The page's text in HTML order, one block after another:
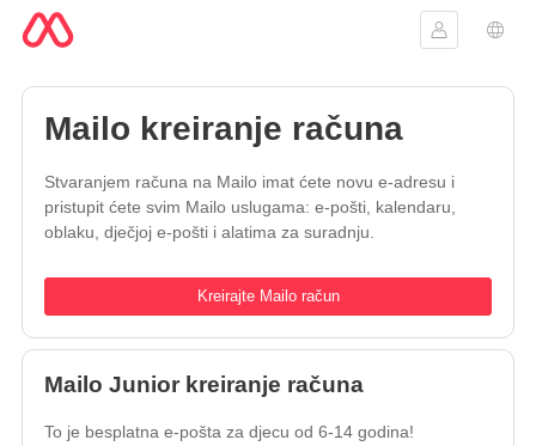
Prijavite se
Mailo kreiranje računa
Stvaranjem računa na Mailo imat ćete novu e-adresu i
pristupit ćete svim Mailo uslugama: e-pošti, kalendaru,
oblaku, dječjoj e-pošti i alatima za suradnju.
Kreirajte Mailo račun
Mailo Junior kreiranje računa
To je besplatna e-pošta za djecu od 6-14 godina!